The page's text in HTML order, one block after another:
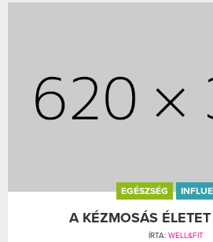
EGÉSZSÉG
A KÉZMOSÁS
ÍRTA: WELL&FIT